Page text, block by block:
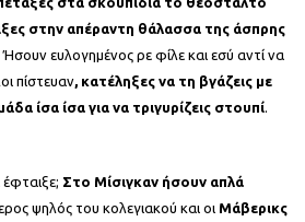
στην απέραντη θάλασσα της άσπρης
Ήσουν ευλογημένος ρε φίλε και εσύ αντί να
πίστευαν , κατέληξες να τη βγάζεις με
ίσα ίσα για να τριγυρίζεις στουπί
έφταιξε; Στο Μίσιγκαν ήσουν απλά
ψηλός του κολεγιακού και οι Μάβερικς